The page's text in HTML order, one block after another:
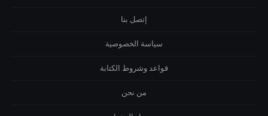
إتصل بنا
سياسة الخصوصية
قواعد وشروط الكتابة
من نحن